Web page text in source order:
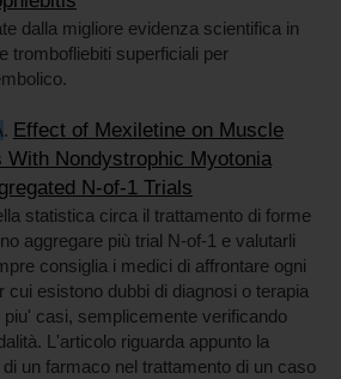
dalla migliore evidenza scientifica in
trombofliebiti superficiali per
. Effect of Mexiletine on Muscle
Nondystrophic Myotonia
N-of-1 Trials
statistica circa il trattamento di forme
aggregare più trial N-of-1 e valutarli
consiglia i medici di affrontare ogni
cui esistono dubbi di diagnosi o terapia
casi, semplicemente verificando
L'articolo riguarda appunto la
un farmaco nel trattamento di un caso